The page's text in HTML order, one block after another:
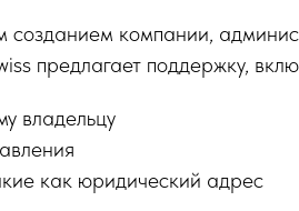
компании,
предлагает поддержку,
владельцу
как юридический адрес